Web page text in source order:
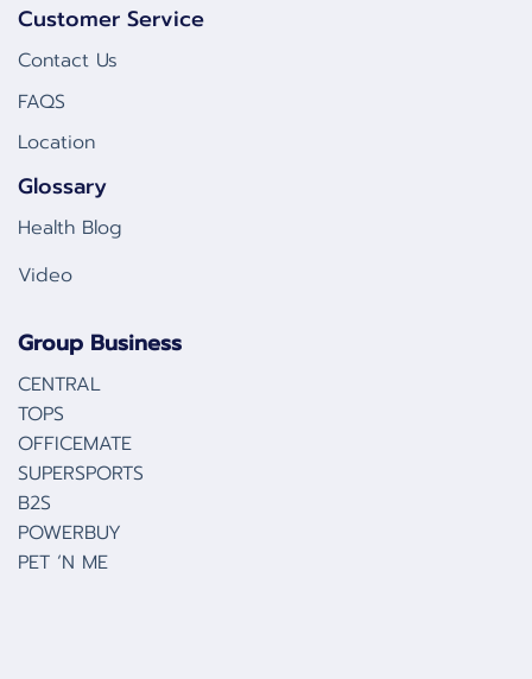
Customer Service
Contact Us
FAQS
Location
Glossary
Health Blog
Video
Group Business
CENTRAL
TOPS
OFFICEMATE
SUPERSPORTS
B2S
POWERBUY
PET ‘N ME